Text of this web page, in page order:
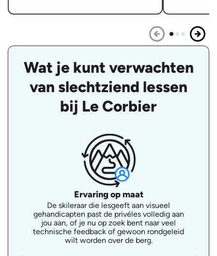
Wat je kunt verwachten
van slechtziend lessen
bij Le Corbier
Ervaring op maat
De skileraar die lesgeeft aan visueel
gehandicapten past de privéles volledig aan
jou aan, of je nu op zoek bent naar veel
technische feedback of gewoon rondgeleid
wilt worden over de berg.